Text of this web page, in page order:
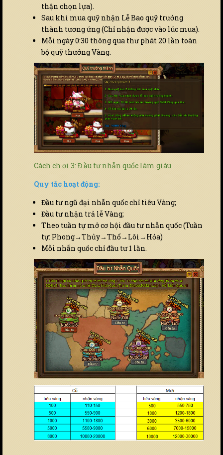
thận chọn lựa).
Sau khi mua quỹ nhận Lễ Bao quỹ trưởng
thành tương ứng (Chỉ nhận được vào lúc mua).
Mỗi ngày 0:30 thông qua thư phát 20 lần toàn
bộ quỹ thưởng Vàng.
Cách ch ơi 3: Đ ầu tư nhẫn quốc làm giàu
Quy tắc hoạt động:
Đầu tư ngũ đại nhẫn quốc chỉ tiêu Vàng;
Đầu tư nhận trả lễ Vàng;
Theo tuần tự mở cơ hội đầu tư nhẫn quốc (Tuần
tự: Phong→Thủy→Thổ→Lôi→Hỏa)
Mỗi nhẫn quốc chỉ đầu tư 1 lần.